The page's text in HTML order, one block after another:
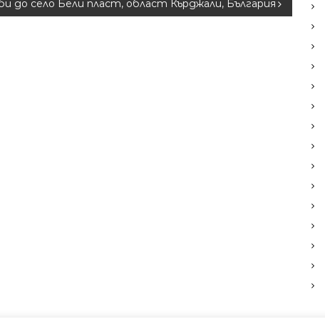
до село Бели пласт, област Кърджали, България